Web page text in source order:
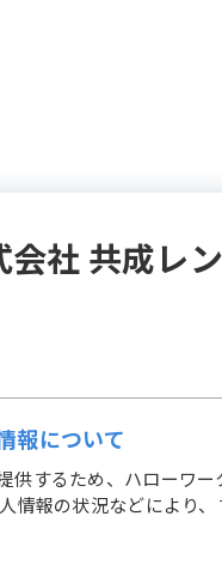
会社 共成レ
報について
供するため、ハローワ
情報の状況などにより、